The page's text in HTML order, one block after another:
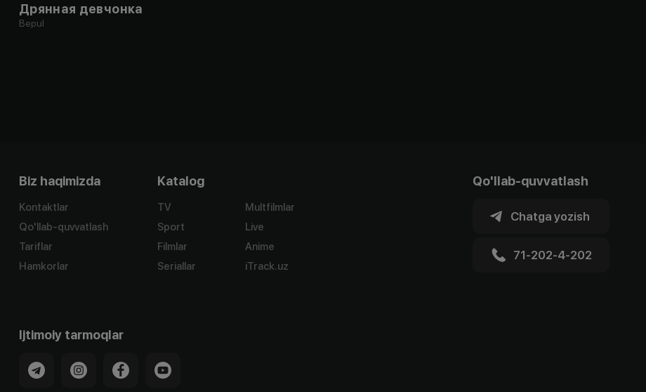
Дрянная девчонка
Bepul
Biz haqimizda
Kontaktlar
Qo'llab-quvvatlash
Tariflar
Hamkorlar
Katalog
TV
Sport
Filmlar
Seriallar
Multfilmlar
Live
Anime
iTrack.uz
Qo'llab-quvvatlash
Chatga yozish
71-202-4-202
Ijtimoiy tarmoqlar